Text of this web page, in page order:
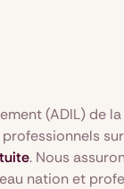
(ADIL)
. Nous
nation et